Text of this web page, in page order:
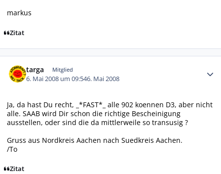
markus
Zitat
targa Mitglied
6. Mai 2008 um 09:546. Mai 2008
Ja, da hast Du recht, _*FAST*_ alle 902 koennen D3, aber nicht
alle. SAAB wird Dir schon die richtige Bescheinigung
ausstellen, oder sind die da mittlerweile so transusig ?
Gruss aus Nordkreis Aachen nach Suedkreis Aachen.
/To
Zitat